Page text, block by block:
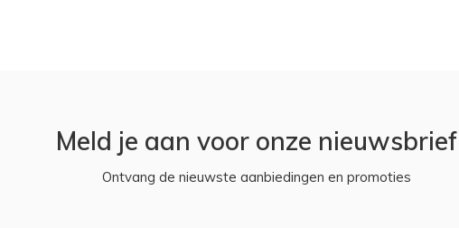
Meld je aan voor onze nieuwsbrief
Ontvang de nieuwste aanbiedingen en promoties